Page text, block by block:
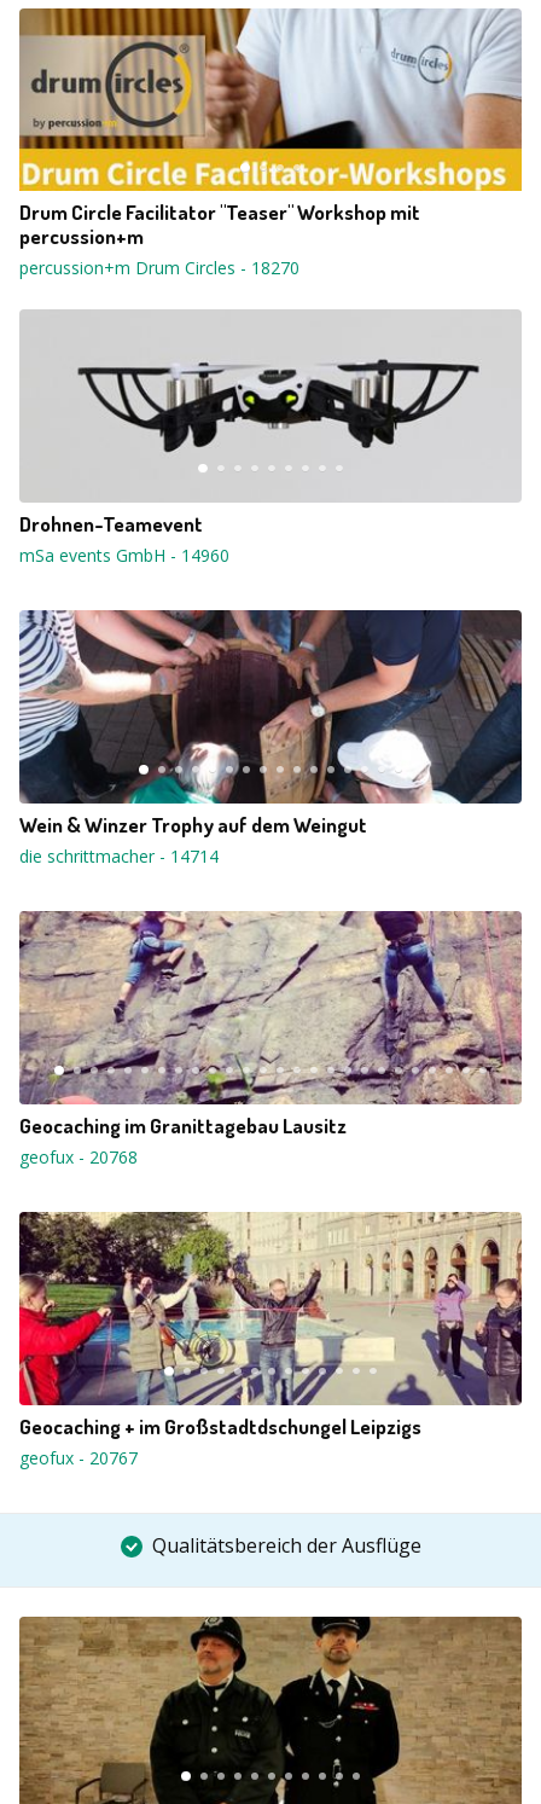
Drum Circle Facilitator "Teaser" Workshop mit
percussion+m
percussion+m Drum Circles - 18270
Drohnen-Teamevent
mSa events GmbH - 14960
Wein & Winzer Trophy auf dem Weingut
die schrittmacher- 14714
Geocaching im Granittagebau Lausitz
geofux - 20768
Geocaching + im Großstadtdschungel Leipzigs
geofux - 20767
Qualitätsbereich der Ausflüge